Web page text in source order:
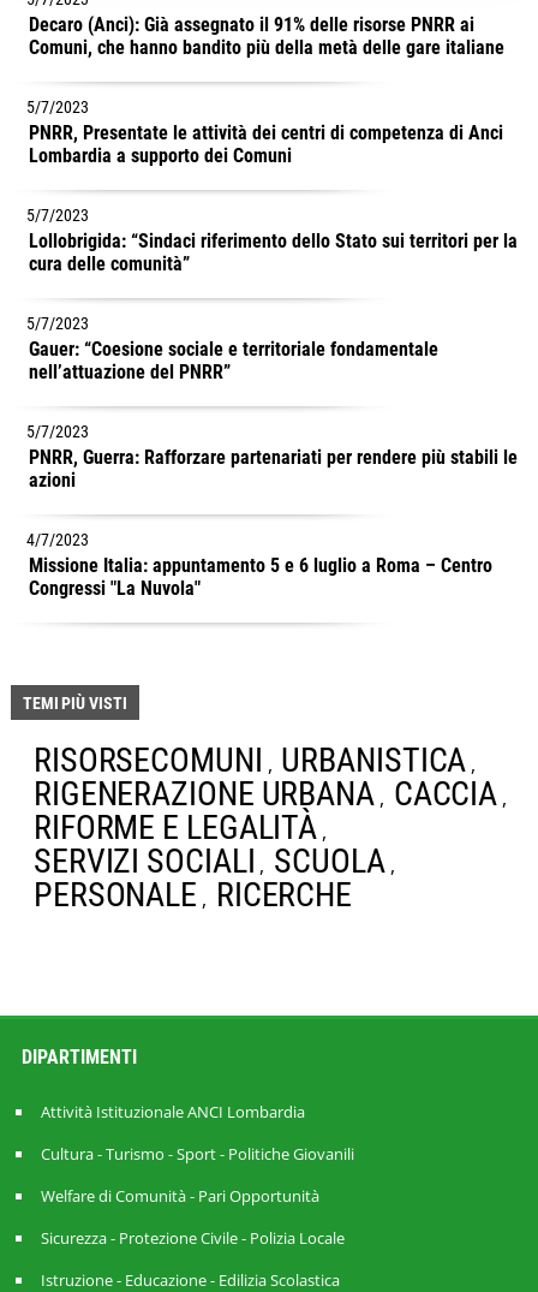
Decaro (Anci): Già assegnato il 91% delle risorse PNRR ai
Comuni, che hanno bandito più della metà delle gare italiane
5/7/2023
PNRR, Presentate le attività dei centri di competenza di Anci
Lombardia a supporto dei Comuni
5/7/2023
Lollobrigida: “Sindaci riferimento dello Stato sui territori per la
cura delle comunità”
5/7/2023
Gauer: “Coesione sociale e territoriale fondamentale
nell’attuazione del PNRR”
5/7/2023
PNRR, Guerra: Rafforzare partenariati per rendere più stabili le
azioni
4/7/2023
Missione Italia: appuntamento 5 e 6 luglio a Roma – Centro
Congressi "La Nuvola"
TEMI PIÙ VISTI
RISORSECOMUNI , URBANISTICA ,
RIGENERAZIONE URBANA , CACCIA ,
RIFORME E LEGALITÀ ,
SERVIZI SOCIALI , SCUOLA ,
PERSONALE , RICERCHE
DIPARTIMENTI
Attività Istituzionale ANCI Lombardia
Cultura - Turismo - Sport - Politiche Giovanili
Welfare di Comunità - Pari Opportunità
Sicurezza - Protezione Civile - Polizia Locale
Istruzione - Educazione - Edilizia Scolastica